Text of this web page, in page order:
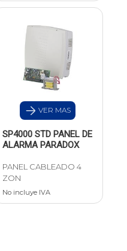
VER MAS
SP4000 STD PANEL DE
ALARMA PARADOX
PANEL CABLEADO 4
ZON
No incluye IVA